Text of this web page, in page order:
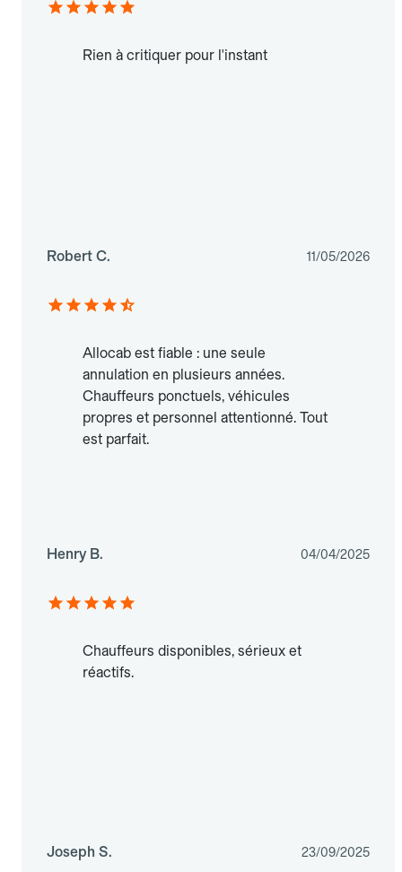
Rien à critiquer pour l'instant
Robert C. 11/05/2026
Allocab est fiable : une seule
annulation en plusieurs années.
Chauffeurs ponctuels, véhicules
propres et personnel attentionné. Tout
est parfait.
Henry B. 04/04/2025
Chauffeurs disponibles, sérieux et
réactifs.
Joseph S. 23/09/2025